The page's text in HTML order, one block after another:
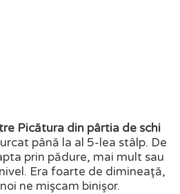
Picătura din pârtia de schi
până la al 5-lea stâlp. De
prin pădure, mai mult sau
Era foarte de dimineaţă,
ne mişcam binişor.